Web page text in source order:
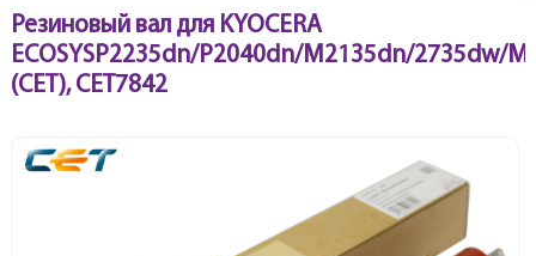
Резиновый вал для KYOCERA
ECOSYSP2235dn/P2040dn/M2135dn/2735dw/
(CET), CET7842